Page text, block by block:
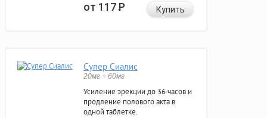
от 117Р Купить
Супер Сиалис
20мг + 60мг
Усиление эрекции до 36 часов и
продление полового акта в
одной таблетке.